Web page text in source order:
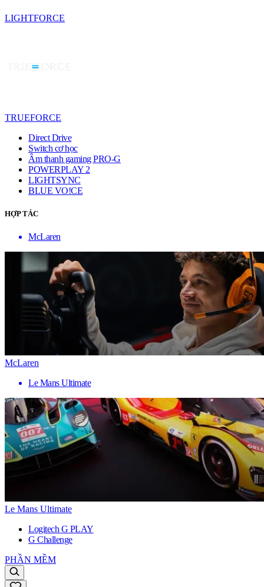
LIGHTFORCE
TRUEFORCE
Direct Drive
Switch cơ học
Âm thanh gaming PRO-G
POWERPLAY 2
LIGHTSYNC
BLUE VO!CE
HỢP TÁC
McLaren
McLaren
Le Mans Ultimate
Le Mans Ultimate
Logitech G PLAY
G Challenge
PHẦN MỀM